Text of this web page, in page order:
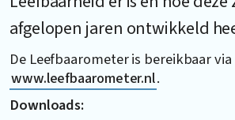
afgelopen jaren ontwikkeld
De Leefbaarometer is bereikbaar
www.leefbaarometer.nl.
Downloads: